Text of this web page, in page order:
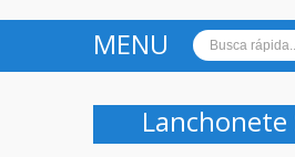
MENU
Lanchonete